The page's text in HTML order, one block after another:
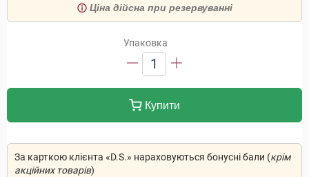
Ціна дійсна при резервуванні
Упаковка
1
Купити
За карткою клієнта «D.S.» нараховуються бонусні бали (крім
акційних товарів)